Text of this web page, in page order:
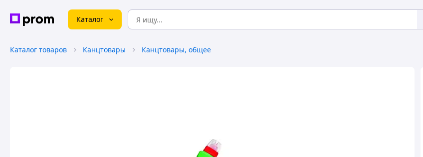
Каталог
Каталог товаров Канцтовары Канцтовары, общее